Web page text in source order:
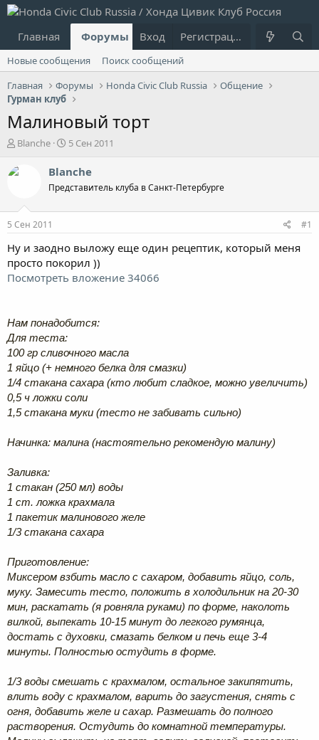
Главная Форумы Что нового?
Вход Регистрация
Новые сообщения
Поиск сообщений
Главная
Форумы Honda Civic Club Russia
Общение
Гурман клуб
Малиновый торт
А
т
е
м
ы
Blanche
Д
т
н
л
5 Сен 2011
Blanche
Представитель клуба в Санкт-Петербурге
5 Сен 2011 #1
Ну и заодно выложу еще один рецептик, который меня
просто покорил ))
Посмотреть вложение 34066
Нам понадобится:
Для теста:
100 гр сливочного масла
1 яйцо (+ немного белка для смазки)
1/4 стакана сахара (кто любит сладкое, можно увеличить)
0,5 ч ложки соли
1,5 стакана муки (тесто не забивать сильно)
Начинка: малина (настоятельно рекомендую малину)
Заливка:
1 стакан (250 мл) воды
1 ст. ложка крахмала
1 пакетик малинового желе
1/3 стакана сахара
Приготовление:
Миксером взбить масло с сахаром, добавить яйцо, соль,
муку. Замесить тесто, положить в холодильник на 20-30
мин, раскатать (я ровняла руками) по форме, наколоть
вилкой, выпекать 10-15 минут до легкого румянца,
достать с духовки, смазать белком и печь еще 3-4
минуты. Полностью остудить в форме.
1/3 воды смешать с крахмалом, остальное закипятить,
влить воду с крахмалом, варить до загустения, снять с
огня, добавить желе и сахар. Размешать до полного
растворения. Остудить до комнатной температуры.